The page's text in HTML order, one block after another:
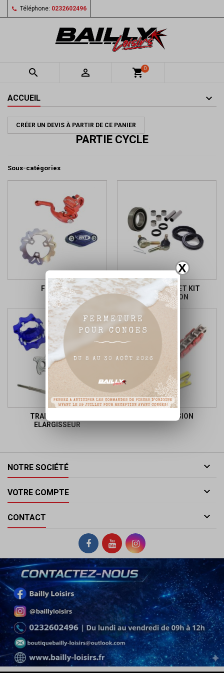
X
Téléphone: 0232602496
  shopping_cart0
ACCUEIL
CRÉER UN DEVIS À PARTIR DE CE PANIER
PARTIE CYCLE
Sous-catégories
FREINAGE
ROULEMENT ET KIT
REPARATION
TRAIN LARGE ET
ELARGISSEUR
TRANSMISSION
NOTRE SOCIÉTÉ 
VOTRE COMPTE 
CONTACT 